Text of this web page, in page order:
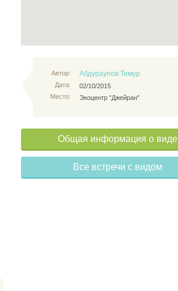
Автор:
Дата:
Место:
Абдураупов Тимур
02/10/2015
Экоцентр "Джейран"
Общая информация о виде
Все встречи с видом